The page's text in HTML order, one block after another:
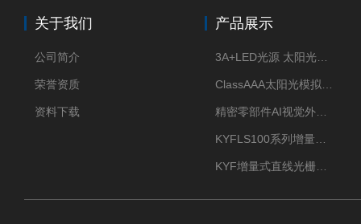
关于我们
公司简介
荣誉资质
资料下载
产品展示